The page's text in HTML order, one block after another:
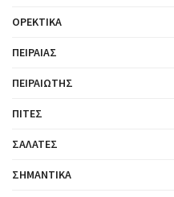
ΟΡΕΚΤΙΚΆ
ΠΕΙΡΑΙΆΣ
ΠΕΙΡΑΙΏΤΗΣ
ΠΊΤΕΣ
ΣΑΛΆΤΕΣ
ΣΗΜΑΝΤΙΚΆ